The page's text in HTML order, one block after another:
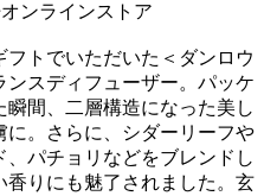
ンラインストア
フトでいただいた＜ダンロウ
ンスディフューザー。パッケ
瞬間、二層構造になった美し
に。さらに、シダーリーフや
、パチョリなどをブレンドし
香りにも魅了されました。玄